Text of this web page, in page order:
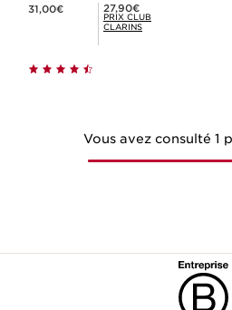
31,00€ Prix Club Clarins 27,90€
27,90€
PRIX CLUB
CLARINS
Vous avez consulté 1